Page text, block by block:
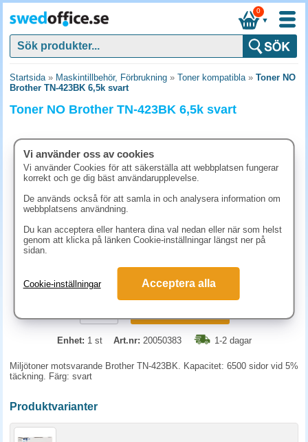
▼
0
Startsida» Maskintillbehör, Förbrukning » Toner kompatibla» Toner NO
Brother TN-423BK 6,5k svart
Toner NO Brother TN-423BK 6,5k svart
1425 kr (inkl. moms)
Enhet: 1 st Art.nr: 20050383 1-2 dagar
Miljötoner motsvarande Brother TN-423BK. Kapacitet: 6500 sidor vid 5%
täckning. Färg: svart
Produktvarianter
Vi använder oss av cookies
Vi använder Cookies för att säkerställa att webbplatsen fungerar
korrekt och ge dig bäst användarupplevelse.
De används också för att samla in och analysera information om
webbplatsens användning.
Du kan acceptera eller hantera dina val nedan eller när som helst
genom att klicka på länken Cookie-inställningar längst ner på
sidan.
Cookie-inställningar Acceptera alla